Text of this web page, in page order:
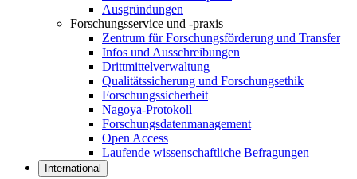
Ausgründungen
Forschungsservice und -praxis
Zentrum für Forschungsförderung und Transfer
Infos und Ausschreibungen
Drittmittelverwaltung
Qualitätssicherung und Forschungsethik
Forschungssicherheit
Nagoya-Protokoll
Forschungsdatenmanagement
Open Access
Laufende wissenschaftliche Befragungen
International